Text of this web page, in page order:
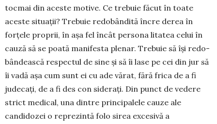
tocmai din aceste motive. Ce trebuie făcut în toate
aceste situaţii? Trebuie redobândită încre­ derea în
forţele proprii, în aşa fel încât persona­ litatea celui în
cauză să se poată manifesta plenar. Trebuie să îşi redo­
bândească respectul de sine şi să îi lase pe cei din jur să
îi vadă aşa cum sunt ei cu ade­ vărat, fără frica de a fi
judecaţi, de a fi des­ con­ sideraţi. Din punct de vedere
strict medical, una dintre principalele cauze ale
candidozei o reprezintă folo­ sirea excesivă a